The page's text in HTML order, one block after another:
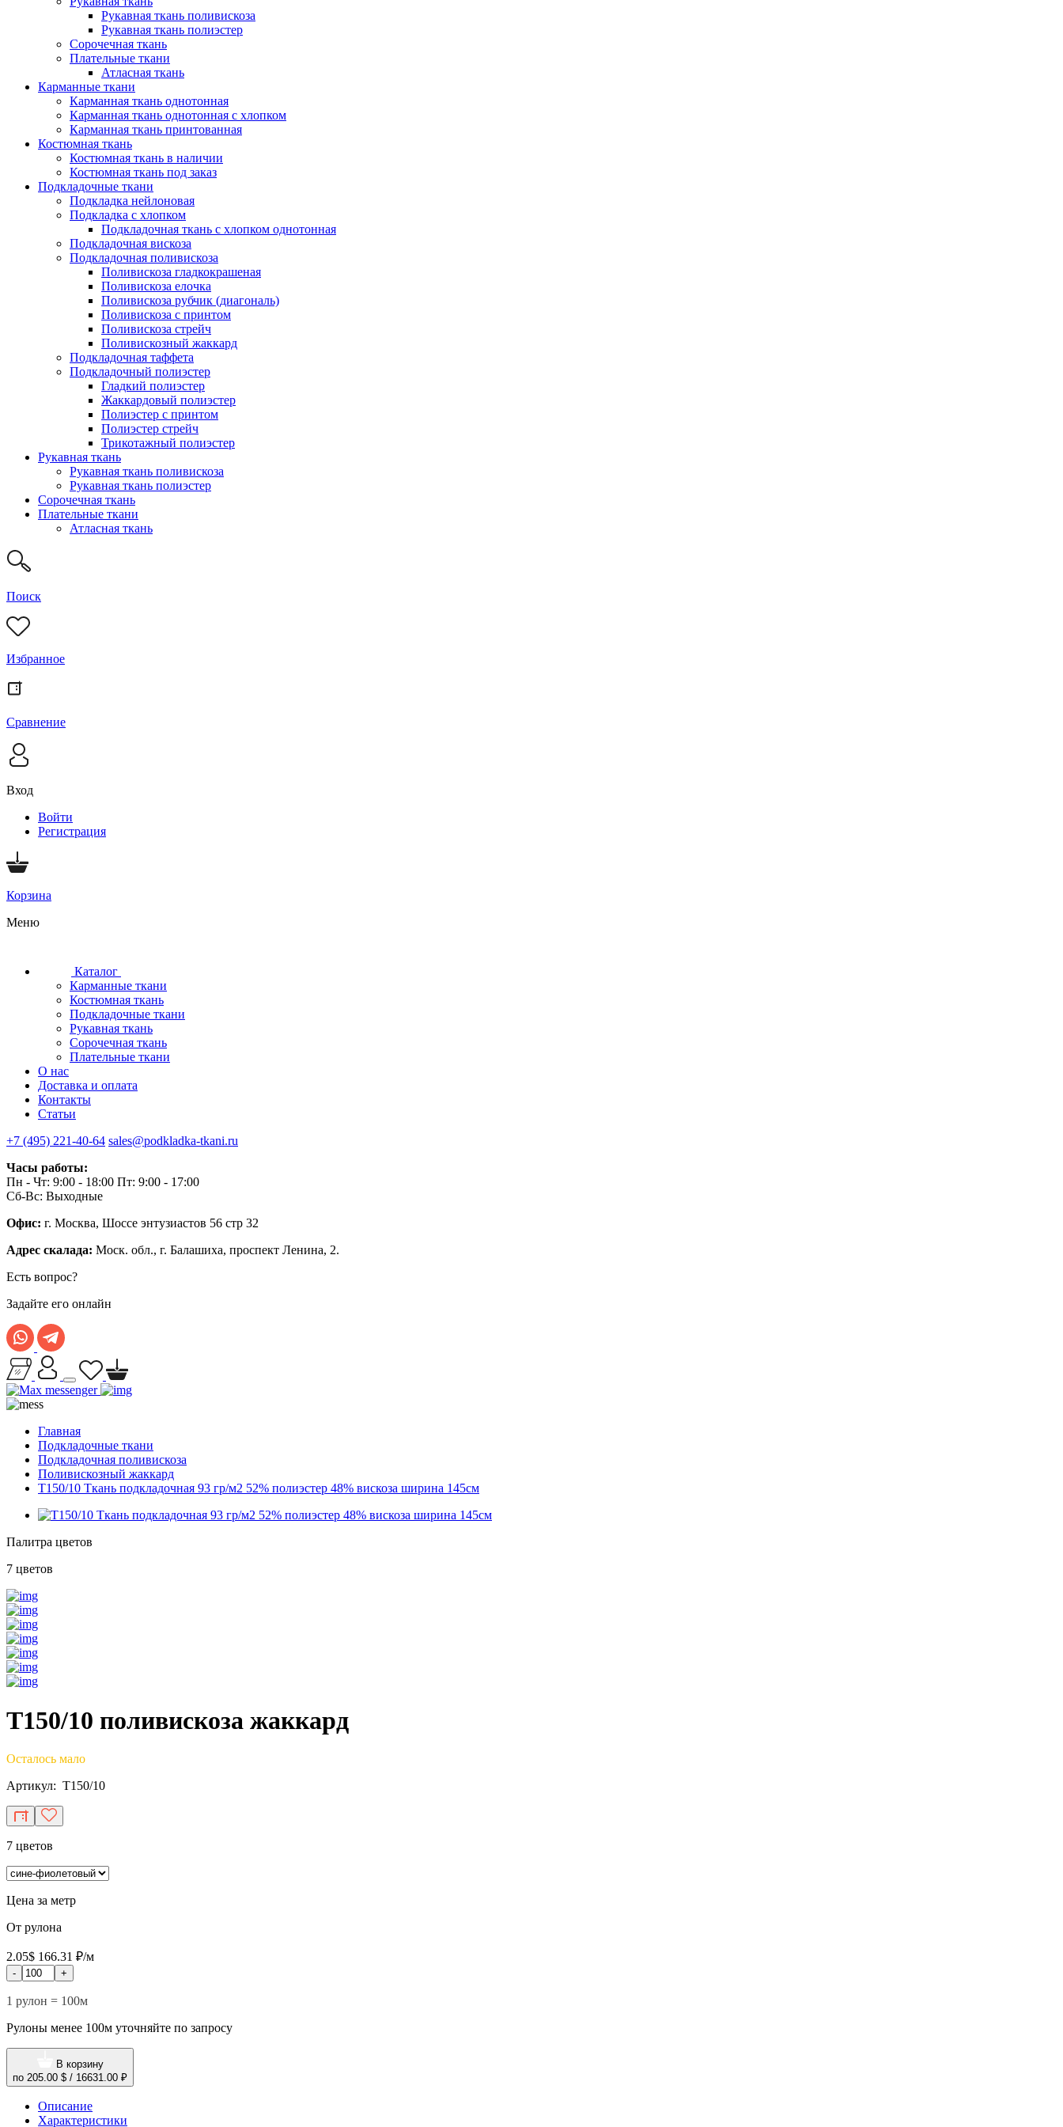
Рукавная ткань поливискоза
Рукавная ткань полиэстер
Сорочечная ткань
Плательные ткани
Атласная ткань
Карманные ткани
Карманная ткань однотонная
Карманная ткань однотонная с хлопком
Карманная ткань принтованная
Костюмная ткань
Костюмная ткань в наличии
Костюмная ткань под заказ
Подкладочные ткани
Подкладка нейлоновая
Подкладка с хлопком
Подкладочная ткань с хлопком однотонная
Подкладочная вискоза
Подкладочная поливискоза
Поливискоза гладкокрашеная
Поливискоза елочка
Поливискоза рубчик (диагональ)
Поливискоза с принтом
Поливискоза стрейч
Поливискозный жаккард
Подкладочная таффета
Подкладочный полиэстер
Гладкий полиэстер
Жаккардовый полиэстер
Полиэстер с принтом
Полиэстер стрейч
Трикотажный полиэстер
Рукавная ткань
Рукавная ткань поливискоза
Рукавная ткань полиэстер
Сорочечная ткань
Плательные ткани
Атласная ткань
Поиск
Избранное
Сравнение
Вход
Войти
Регистрация
Корзина
Меню
Каталог
Карманные ткани
Костюмная ткань
Подкладочные ткани
Рукавная ткань
Сорочечная ткань
Плательные ткани
О нас
Доставка и оплата
Контакты
Статьи
+7 (495) 221-40-64 sales@podkladka-tkani.ru
Часы работы:
Пн - Чт: 9:00 - 18:00 Пт: 9:00 - 17:00
Сб-Вс: Выходные
Офис: г. Москва, Шоссе энтузиастов 56 стр 32
Адрес скалада: Моск. обл., г. Балашиха, проспект Ленина, 2.
Есть вопрос?
Задайте его онлайн
Главная
Подкладочные ткани
Подкладочная поливискоза
Поливискозный жаккард
T150/10 Ткань подкладочная 93 гр/м2 52% полиэстер 48% вискоза ширина 145см
Палитра цветов
7 цветов
T150/10 поливискоза жаккард
Осталось мало
Артикул: T150/10
7 цветов
Цена за метр
От рулона
2.05$ 166.31 ₽/м
- +
1 рулон = 100м
Рулоны менее 100м уточняйте по запросу
В корзину
по 205.00 $ / 16631.00 ₽
Описание
Характеристики